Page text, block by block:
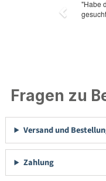
Fragen zu
Versand und
Zahlung